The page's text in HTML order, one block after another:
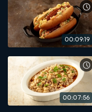
00:09:19
00:07:56